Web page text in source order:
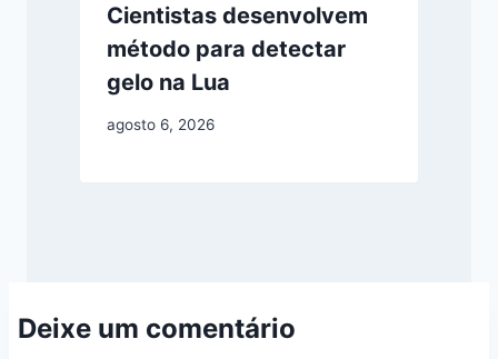
Cientistas desenvolvem
método para detectar
gelo na Lua
agosto 6, 2026
Deixe um comentário